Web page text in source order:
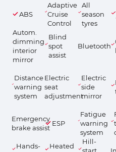
ABS
Adaptive
Cruise
Control
All
season
tyres
Autom.
dimming
interior
mirror
Blind
spot
assist
Bluetooth
Distance
warning
system
Electric
seat
adjustment
Electric
side
mirror
Emergency
brake assist
ESP
Fatigue
warning
system
Hands-
Heated
Hill-
start